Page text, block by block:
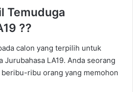
Temuduga
??
calon yang terpilih untuk
Jurubahasa LA19. Anda seorang
ribu orang yang memohon